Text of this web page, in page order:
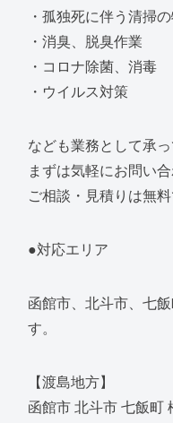
・孤独死に伴う清掃
・消臭、脱臭作業
・コロナ除菌、消毒
・ウイルス対策
なども業務として承っ
まずは気軽にお問い合
ご相談・見積りは無料
●対応エリア
函館市、北斗市、七
す。
【渡島地方】
函館市 北斗市 七飯町